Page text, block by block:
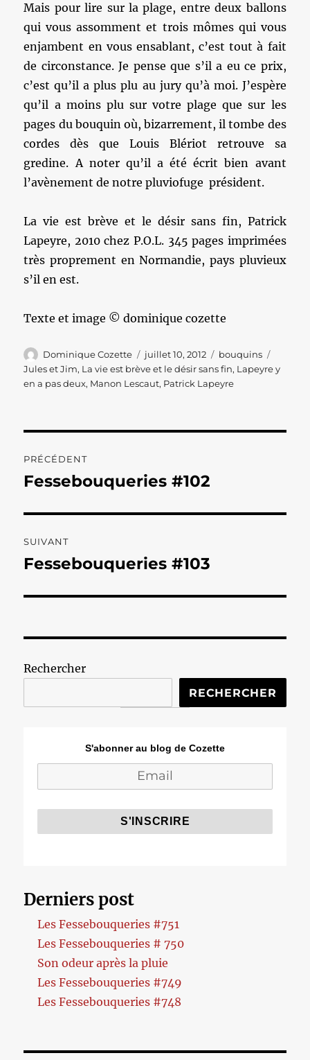
Mais pour lire sur la plage, entre deux ballons
qui vous assomment et trois mômes qui vous
enjambent en vous ensablant, c’est tout à fait
de circonstance. Je pense que s’il a eu ce prix,
c’est qu’il a plus plu au jury qu’à moi. J’espère
qu’il a moins plu sur votre plage que sur les
pages du bouquin où, bizarrement, il tombe des
cordes dès que Louis Blériot retrouve sa
gredine. A noter qu’il a été écrit bien avant
l’avènement de notre pluviofuge président.
La vie est brève et le désir sans fin, Patrick
Lapeyre, 2010 chez P.O.L. 345 pages imprimées
très proprement en Normandie, pays pluvieux
s’il en est.
Texte et image © dominique cozette
Auteur
Dominique Cozette
Publié
le
juillet 10, 2012 Catégories
bouquins
Jules et Jim, La vie est brève et le désir sans fin, Lapeyre y
en a pas deux, Manon Lescaut, Patrick Lapeyre
de
PRÉCÉDENT
Publication
Fessebouqueries #102
SUIVANT
Publication
Fessebouqueries #103
Rechercher
RECHERCHER
S'abonner au blog de Cozette
Derniers post
Les Fessebouqueries #751
Les Fessebouqueries # 750
Son odeur après la pluie
Les Fessebouqueries #749
Les Fessebouqueries #748